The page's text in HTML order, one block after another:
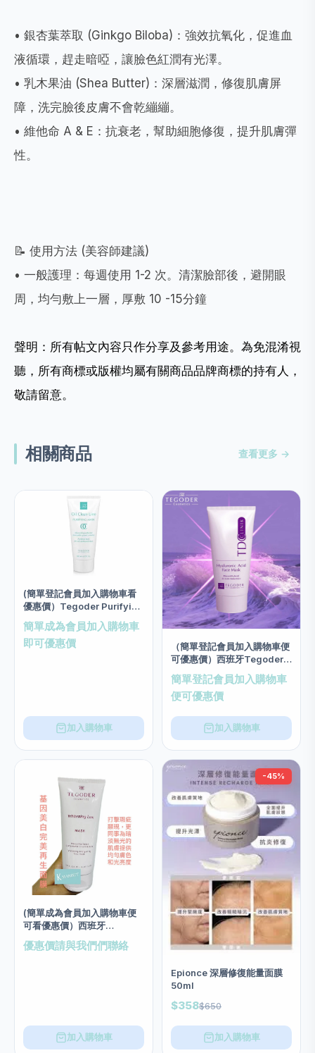
• 銀杏葉萃取 (Ginkgo Biloba)：強效抗氧化，促進血
液循環，趕走暗啞，讓臉色紅潤有光澤。
• 乳木果油 (Shea Butter)：深層滋潤，修復肌膚屏
障，洗完臉後皮膚不會乾繃繃。
• 維他命 A & E：抗衰老，幫助細胞修復，提升肌膚彈
性。
📝 使用方法 (美容師建議)
• 一般護理：每週使用 1-2 次。清潔臉部後，避開眼
周，均勻敷上一層，厚敷 10 -15分鐘
聲明：所有帖文內容只作分享及參考用途。為免混淆視
聽，所有商標或版權均屬有關商品品牌商標的持有人，
敬請留意。
相關商品 查看更多 →
(簡單登記會員加入購物車看
優惠價）Tegoder Purifying
Mask Salon size 200ml
簡單成為會員加入購物車
即可優惠價
加入購物車
（簡單登記會員加入購物車便
可優惠價）西班牙Tegoder
玻尿酸低敏3N面膜 salon
size 200ml
簡單登記會員加入購物車
便可優惠價
加入購物車
(簡單成為會員加入購物車便
可看優惠價）西班牙
Tegoder 基因美白完美再生
面膜 salon size 200ml
優惠價請與我們們聯絡
加入購物車
-45%
Epionce 深層修復能量面膜
50ml
$358$650
加入購物車